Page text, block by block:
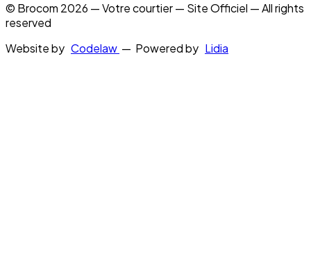
© Brocom 2026 — Votre courtier — Site Officiel — All rights
reserved
Website by Codelaw — Powered by Lidia